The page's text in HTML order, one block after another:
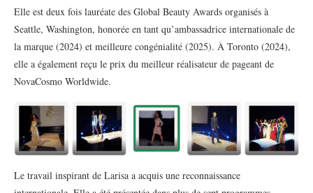
Elle est deux fois lauréate des Global Beauty Awards organisés à
Seattle, Washington, honorée en tant qu’ambassadrice internationale de
la marque (2024) et meilleure congénialité (2025). À Toronto (2024),
elle a également reçu le prix du meilleur réalisateur de pageant de
NovaCosmo Worldwide.
Le travail inspirant de Larisa a acquis une reconnaissance